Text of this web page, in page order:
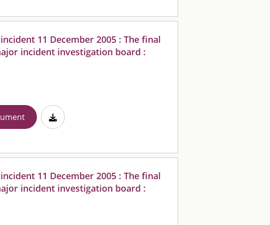
11 December 2005 : The final
incident investigation board :
11 December 2005 : The final
incident investigation board :